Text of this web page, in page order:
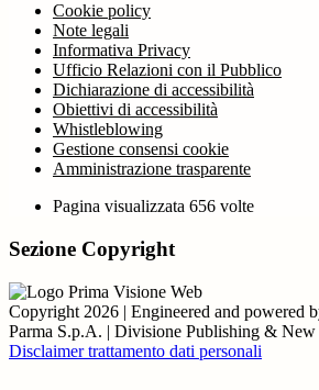
Cookie policy
Note legali
Informativa Privacy
Ufficio Relazioni con il Pubblico
Dichiarazione di accessibilità
Obiettivi di accessibilità
Whistleblowing
Gestione consensi cookie
Amministrazione trasparente
Pagina visualizzata 656 volte
Sezione Copyright
Copyright 2026 | Engineered and powered
Parma S.p.A. | Divisione Publishing & New
Disclaimer trattamento dati personali